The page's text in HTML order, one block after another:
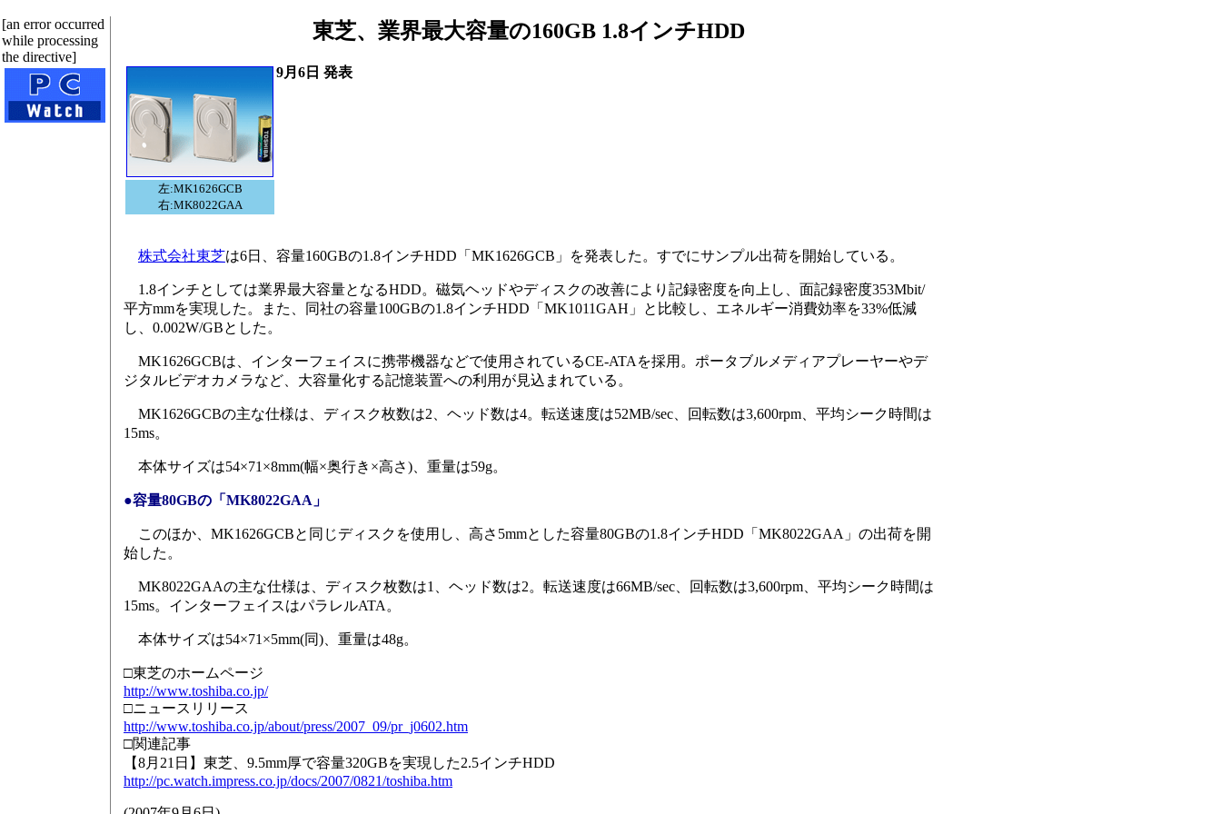
[an error occurred
while processing
the directive]
東芝、業界最大容量の160GB 1.8インチHDD
左:MK1626GCB
右:MK8022GAA
9月6日 発表
株式会社東芝は6日、容量160GBの1.8インチHDD「MK1626GCB」を発表した。すでにサンプル出荷を開始している。
1.8インチとしては業界最大容量となるHDD。磁気ヘッドやディスクの改善により記録密度を向上し、面記録密度353Mbit/
平方mmを実現した。また、同社の容量100GBの1.8インチHDD「MK1011GAH」と比較し、エネルギー消費効率を33%低減
し、0.002W/GBとした。
MK1626GCBは、インターフェイスに携帯機器などで使用されているCE-ATAを採用。ポータブルメディアプレーヤーやデ
ジタルビデオカメラなど、大容量化する記憶装置への利用が見込まれている。
MK1626GCBの主な仕様は、ディスク枚数は2、ヘッド数は4。転送速度は52MB/sec、回転数は3,600rpm、平均シーク時間は
15ms。
本体サイズは54×71×8mm(幅×奥行き×高さ)、重量は59g。
●容量80GBの「MK8022GAA」
このほか、MK1626GCBと同じディスクを使用し、高さ5mmとした容量80GBの1.8インチHDD「MK8022GAA」の出荷を開
始した。
MK8022GAAの主な仕様は、ディスク枚数は1、ヘッド数は2。転送速度は66MB/sec、回転数は3,600rpm、平均シーク時間は
15ms。インターフェイスはパラレルATA。
本体サイズは54×71×5mm(同)、重量は48g。
□東芝のホームページ
http://www.toshiba.co.jp/
□ニュースリリース
http://www.toshiba.co.jp/about/press/2007_09/pr_j0602.htm
□関連記事
【8月21日】東芝、9.5mm厚で容量320GBを実現した2.5インチHDD
http://pc.watch.impress.co.jp/docs/2007/0821/toshiba.htm